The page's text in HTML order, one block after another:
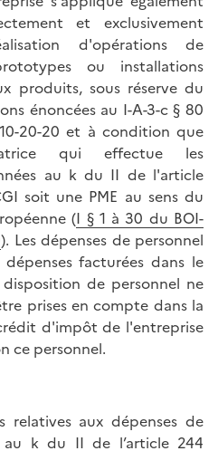
et exclusivement
d'opérations de
ou installations
produits, sous réserve du
énoncées au I-A-3-c § 80
10-20-20 et à condition que
qui effectue les
au k du II de l'article
soit une PME au sens du
(I § 1 à 30 du BOI-
). Les dépenses de personnel
facturées dans le
de personnel ne
prises en compte dans la
d'impôt de l'entreprise
ce personnel.
relatives aux dépenses de
au k du II de l’article 244